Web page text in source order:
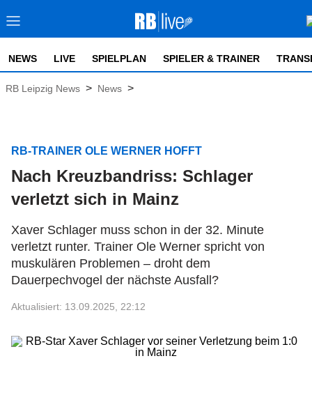
NEWS LIVE SPIELPLAN SPIELER & TRAINER
RB Leipzig News > News >
RB-TRAINER OLE WERNER HOFFT
Nach Kreuzbandriss: Schlager
verletzt sich in Mainz
Xaver Schlager muss schon in der 32. Minute
verletzt runter. Trainer Ole Werner spricht von
muskulären Problemen – droht dem
Dauerpechvogel der nächste Ausfall?
Aktualisiert: 13.09.2025, 22:12